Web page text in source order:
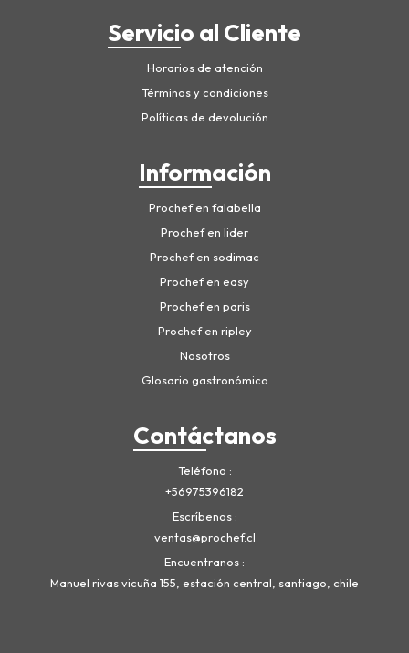
Servicio al Cliente
Horarios de atención
Términos y condiciones
Políticas de devolución
Información
Prochef en falabella
Prochef en lider
Prochef en sodimac
Prochef en easy
Prochef en paris
Prochef en ripley
Nosotros
Glosario gastronómico
Contáctanos
Teléfono
+56975396182
Escríbenos
ventas@prochef.cl
Encuentranos
Manuel rivas vicuña 155, estación central, santiago, chile